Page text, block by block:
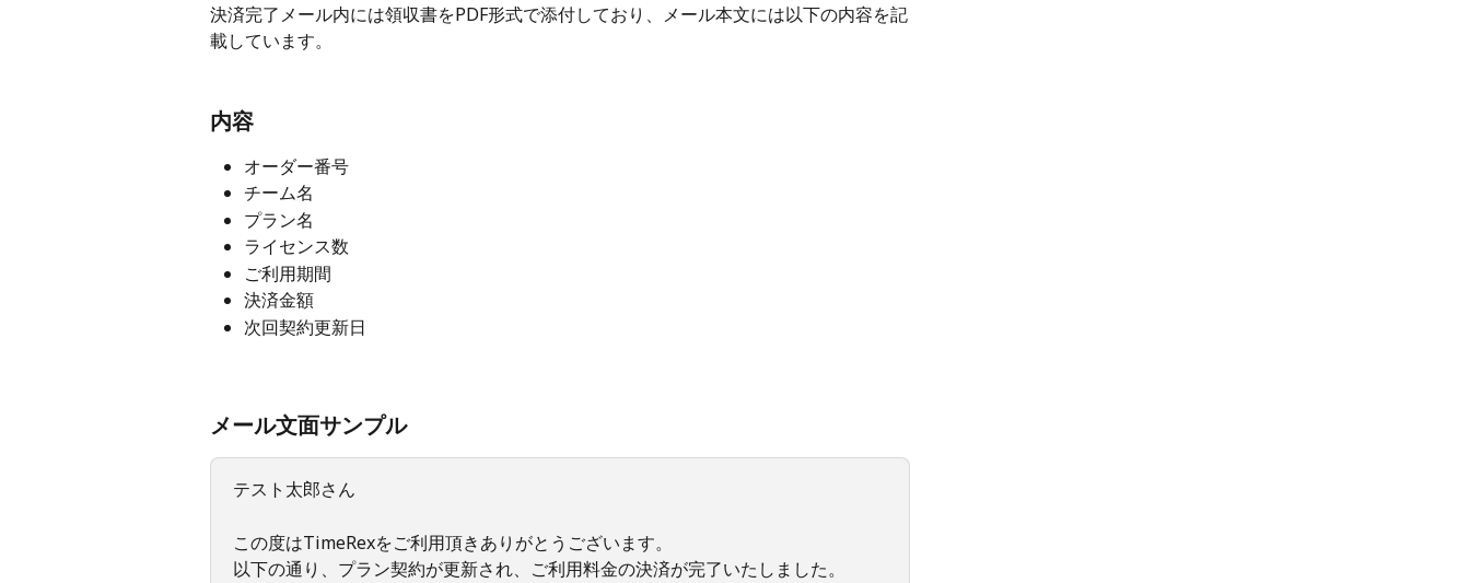
決済完了メール内には領収書をPDF形式で添付しており、メール本文には以下の内容を記
載しています。
内容
オーダー番号
チーム名
プラン名
ライセンス数
ご利用期間
決済金額
次回契約更新日
メール文面サンプル
テスト太郎さん
この度はTimeRexをご利用頂きありがとうございます。
以下の通り、プラン契約が更新され、ご利用料金の決済が完了いたしました。